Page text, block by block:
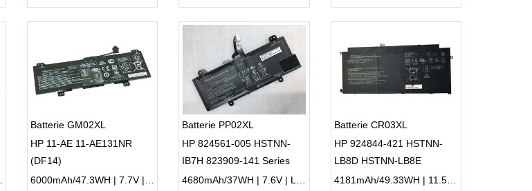
Batterie GM02XL
HP 11-AE 11-AE131NR
(DF14)
Batterie PP02XL
HP 824561-005 HSTNN-
IB7H 823909-141 Series
Batterie CR03XL
HP 924844-421 HSTNN-
LB8D HSTNN-LB8E
3ICP3/90/105
4181mAh/49.33WH | 11.55V | Li-ion ...